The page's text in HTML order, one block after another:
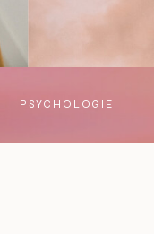
PSYCHOLOGIE